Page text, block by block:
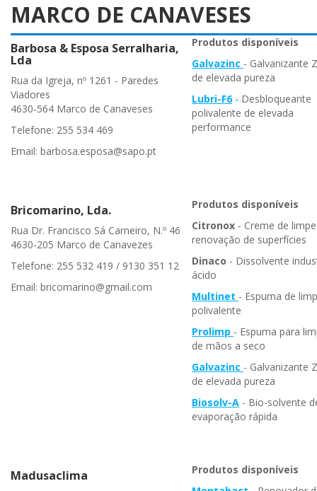
MARCO DE CANAVESES
Barbosa & Esposa Serralharia,
Lda
Rua da Igreja, nº 1261 - Paredes
Viadores
4630-564 Marco de Canaveses
Telefone: 255 534 469
Email: barbosa.esposa@sapo.pt
Produtos disponíveis
Galvazinc - Galvanizante
de elevada pureza
Lubri-F6- Desbloqueante
polivalente de elevada
performance
Bricomarino, Lda.
Rua Dr. Francisco Sá Carneiro, N.º 46
4630-205 Marco de Canavezes
Telefone: 255 532 419 / 9130 351 12
Email: bricomarino@gmail.com
Produtos disponíveis
Citronox - Creme de
renovação de superfícies
Dinaco - Dissolvente
ácido
Multinet - Espuma de
polivalente
Prolimp - Espuma para
de mãos a seco
Galvazinc - Galvanizante
de elevada pureza
Biosolv-A - Bio-solvente
evaporação rápida
Madusaclima
Produtos disponíveis